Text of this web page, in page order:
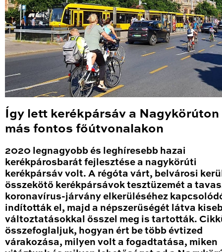
Így lett kerékpársáv a Nagykörúton
más fontos főútvonalakon
2020 legnagyobb és leghíresebb hazai
kerékpárosbarát fejlesztése a nagykörúti
kerékpársáv volt. A régóta várt, belvárosi
összekötő kerékpársávok tesztüzemét a
koronavírus-járvány elkerüléséhez
indították el, majd a népszerűségét látva
változtatásokkal ősszel meg is tartották.
összefoglaljuk, hogyan ért be több évtized
várakozása, milyen volt a fogadtatása, miken